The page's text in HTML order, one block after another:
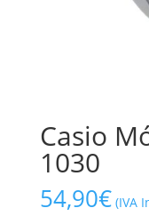
Casio
1030
54,90€ (IVA